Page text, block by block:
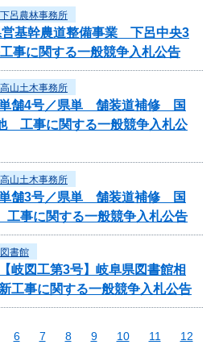
下呂農林事務所
営基幹農道整備事業 下呂中央3
事に関する一般競争入札公告
高山土木事務所
単舗4号／県単 舗装道補修 国
工事に関する一般競争入札公
高山土木事務所
単舗3号／県単 舗装道補修 国
事に関する一般競争入札公告
図書館
岐図工第3号】岐阜県図書館相
工事に関する一般競争入札公告
6 7 8 9 10 11
12